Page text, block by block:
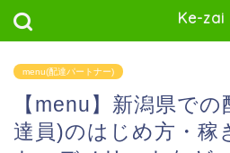
Ke-zai
menu(配達パートナー)
【menu】新潟県で
達員)のはじめ方・稼